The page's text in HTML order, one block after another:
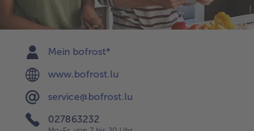
Mein bofrost*
www.bofrost.lu
service@bofrost.lu
027863232